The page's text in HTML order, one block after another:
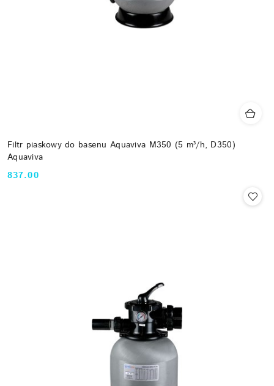
Filtr piaskowy do basenu Aquaviva M350 (5 m³/h, D350)
Aquaviva
Cena:
837.00